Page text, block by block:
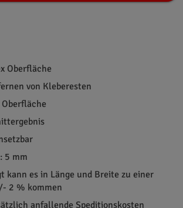
Oberfläche
von Kleberesten
5 mm
kann es in Länge und Breite zu einer
2 % kommen
anfallende Speditionskosten